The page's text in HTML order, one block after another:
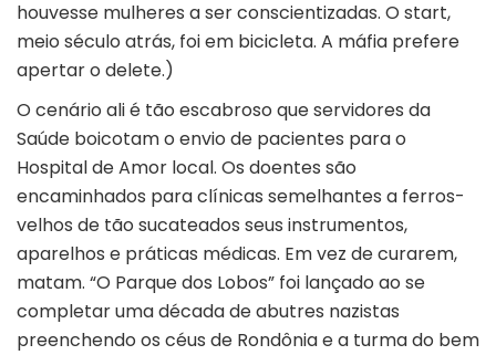
houvesse mulheres a ser conscientizadas. O start,
meio século atrás, foi em bicicleta. A máfia prefere
apertar o delete.)
O cenário ali é tão escabroso que servidores da
Saúde boicotam o envio de pacientes para o
Hospital de Amor local. Os doentes são
encaminhados para clínicas semelhantes a ferros-
velhos de tão sucateados seus instrumentos,
aparelhos e práticas médicas. Em vez de curarem,
matam. “O Parque dos Lobos” foi lançado ao se
completar uma década de abutres nazistas
preenchendo os céus de Rondônia e a turma do bem